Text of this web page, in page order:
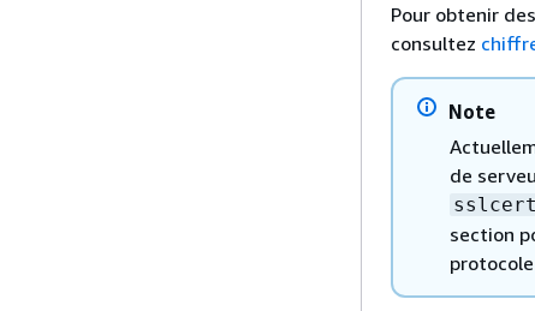
Pour obtenir
consultez
Note
de
section